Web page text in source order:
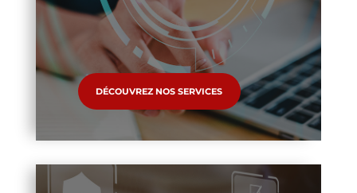
DÉCOUVREZ NOS SERVICES